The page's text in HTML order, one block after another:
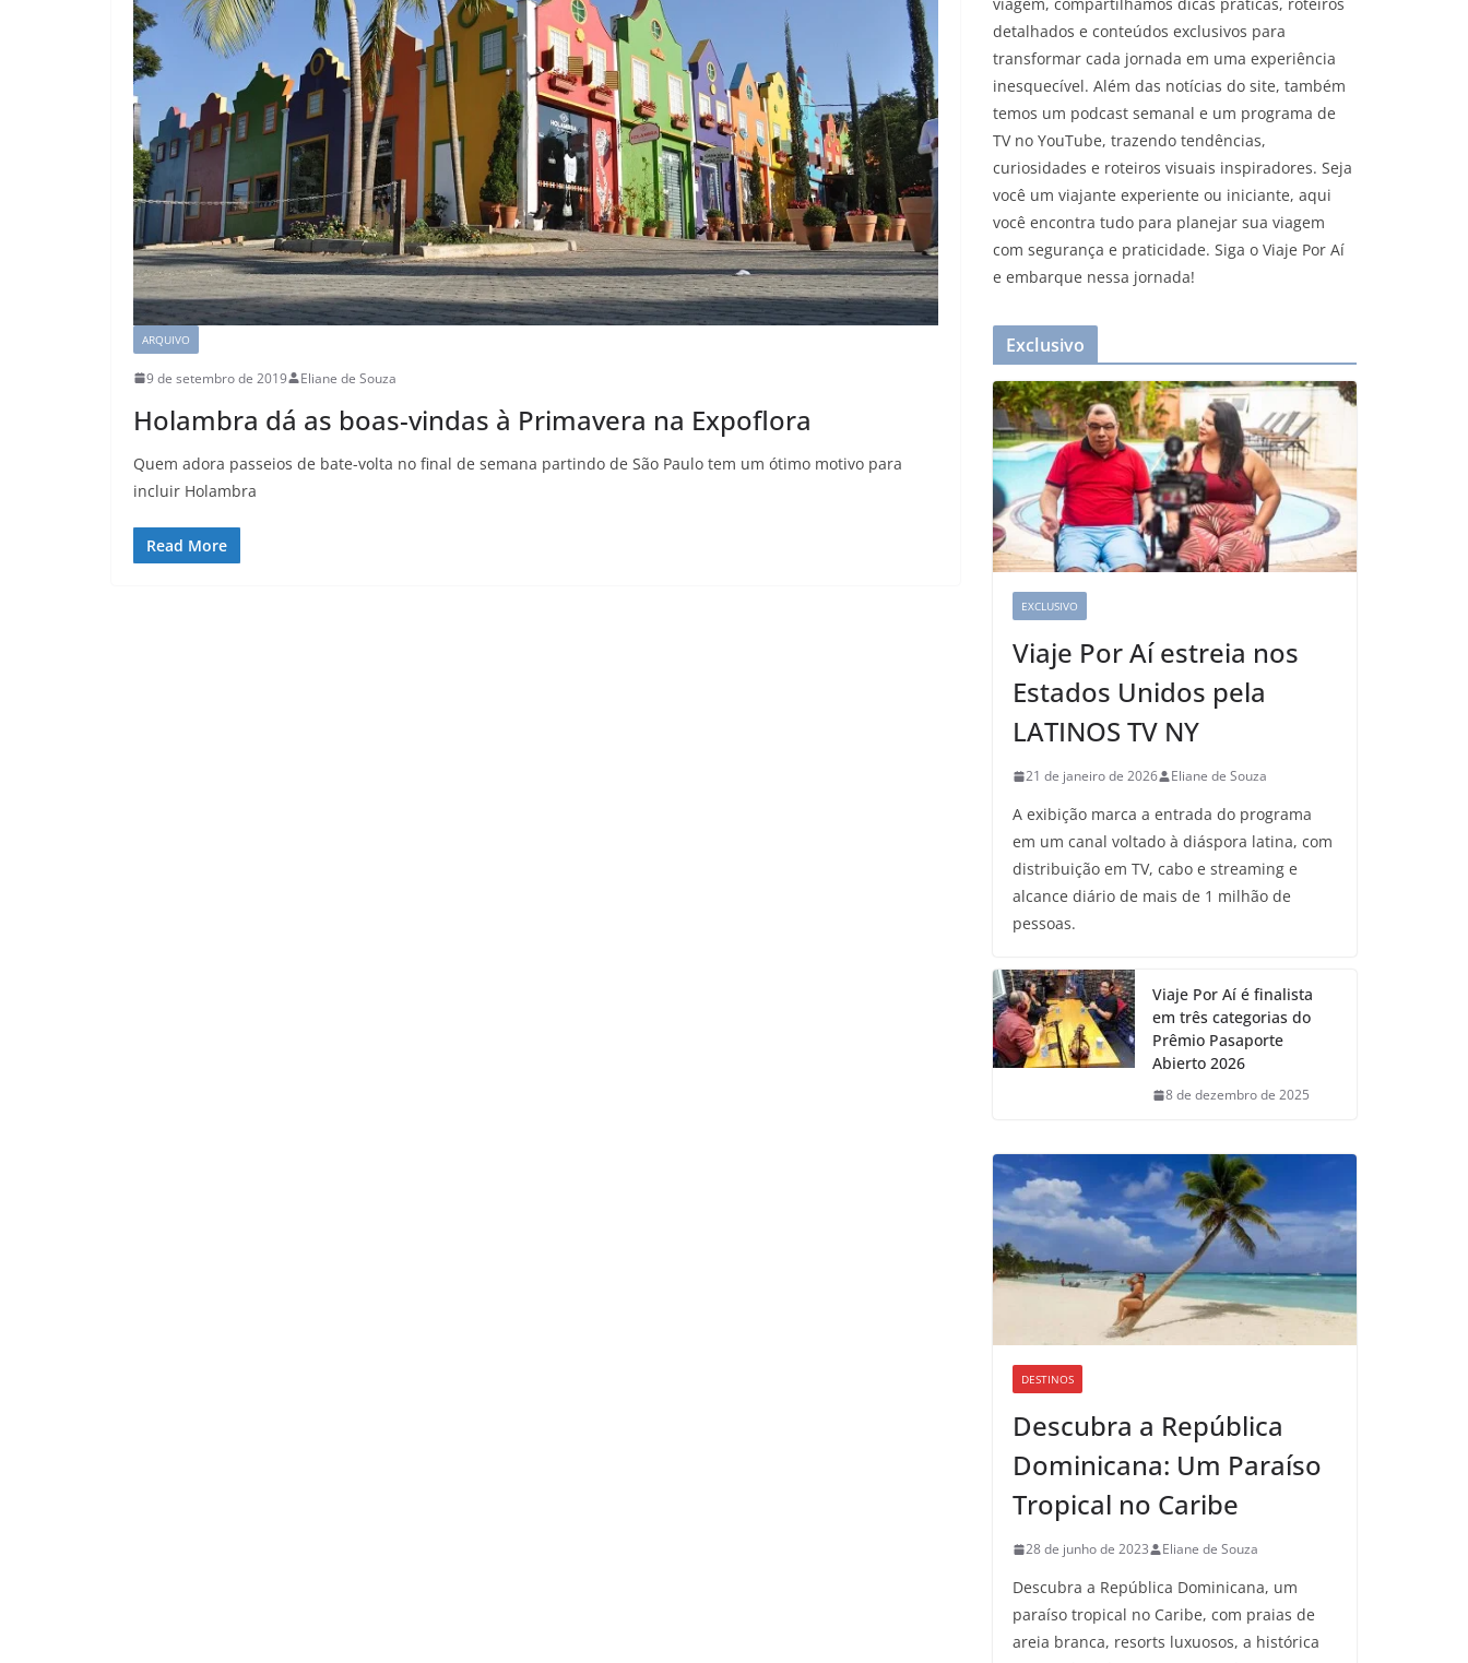
ARQUIVO
9 de setembro de 2019 Eliane de Souza
Holambra dá as boas-vindas à Primavera na Expoflora
Quem adora passeios de bate-volta no final de semana partindo de São Paulo tem um ótimo motivo para
incluir Holambra
Read More
detalhados e conteúdos exclusivos para
transformar cada jornada em uma experiência
inesquecível. Além das notícias do site, também
temos um podcast semanal e um programa de
TV no YouTube, trazendo tendências,
curiosidades e roteiros visuais inspiradores. Seja
você um viajante experiente ou iniciante, aqui
você encontra tudo para planejar sua viagem
com segurança e praticidade. Siga o Viaje Por Aí
e embarque nessa jornada!
Exclusivo
EXCLUSIVO
Viaje Por Aí estreia nos
Estados Unidos pela
LATINOS TV NY
21 de janeiro de 2026 Eliane de Souza
A exibição marca a entrada do programa
em um canal voltado à diáspora latina, com
distribuição em TV, cabo e streaming e
alcance diário de mais de 1 milhão de
pessoas.
Viaje Por Aí é finalista
em três categorias do
Prêmio Pasaporte
Abierto 2026
8 de dezembro de 2025
DESTINOS
Descubra a República
Dominicana: Um Paraíso
Tropical no Caribe
28 de junho de 2023 Eliane de Souza
Descubra a República Dominicana, um
paraíso tropical no Caribe, com praias de
areia branca, resorts luxuosos, a histórica